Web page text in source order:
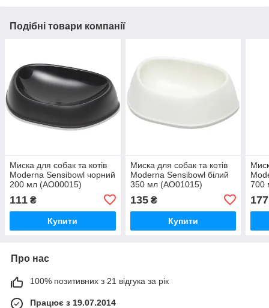
Подібні товари компанії
Миска для собак та котів
Moderna Sensibowl чорний
200 мл (AO00015)
111 ₴
Купити
Миска для собак та котів
Moderna Sensibowl білий
350 мл (AO01015)
135₴
Купити
700
177
Про нас
100% позитивних з 21 відгука за рік
Працює з 19.07.2014